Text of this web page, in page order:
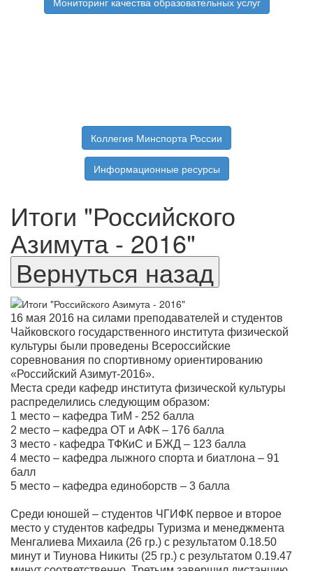
Коллегия Минспорта России
Информационные ресурсы
Итоги "Российского
Азимута - 2016"
16 мая 2016 на силами преподавателей и студентов
Чайковского государственного института физической
культуры были проведены Всероссийские
соревнования по спортивному ориентированию
«Российский Азимут-2016».
Места среди кафедр института физической культуры
распределились следующим образом:
1 место – кафедра ТиМ - 252 балла
2 место – кафедра ОТ и АФК – 176 балла
3 место - кафедра ТФКиС и БЖД – 123 балла
4 место – кафедра лыжного спорта и биатлона – 91
балл
5 место – кафедра единоборств – 3 балла
Среди юношей – студентов ЧГИФК первое и второе
место у студентов кафедры Туризма и менеджмента
Менгалиева Михаила (26 гр.) с результатом 0.18.50
минут и Тиунова Никиты (25 гр.) с результатом 0.19.47